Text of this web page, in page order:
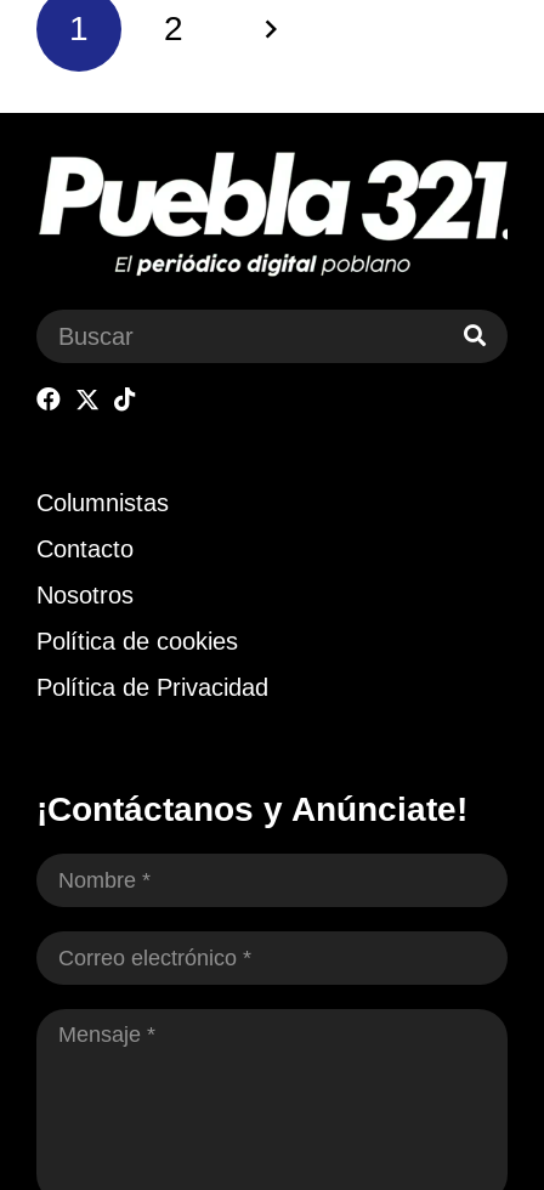
1 2
Columnistas
Contacto
Nosotros
Política de cookies
Política de Privacidad
¡Contáctanos y Anúnciate!